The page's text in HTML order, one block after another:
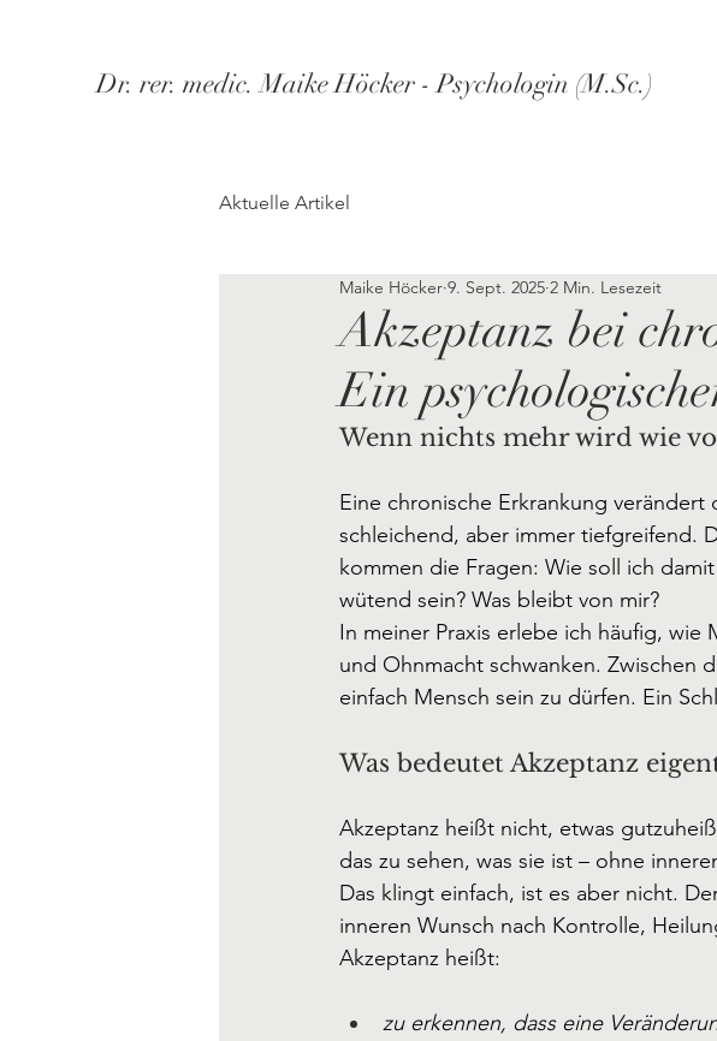
Dr. rer. medic. Maike Höcker - Psychologin (M.Sc.)
Aktuelle Artikel
Akzeptanz bei
Ein
Maike Höcker 9. Sept. 2025 2 Min. Lesezeit
Wenn nichts mehr wird wie
Eine chronische Erkrankung verändert
schleichend, aber immer tiefgreifend.
kommen die Fragen: Wie soll ich
wütend sein? Was bleibt von mir?
In meiner Praxis erlebe ich häufig, wie
und Ohnmacht schwanken. Zwischen
einfach Mensch sein zu dürfen. Ein
Was bedeutet Akzeptanz
Akzeptanz heißt nicht, etwas
das zu sehen, was sie ist – ohne
Das klingt einfach, ist es aber nicht.
inneren Wunsch nach Kontrolle,
Akzeptanz heißt:
zu erkennen, dass eine